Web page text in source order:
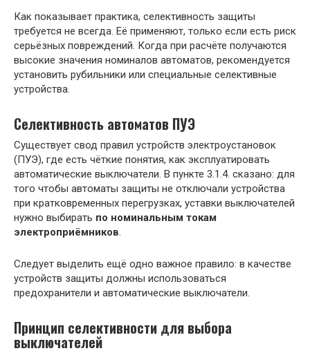
Как показывает практика, селективность защиты
требуется не всегда. Её применяют, только если есть риск
серьёзных повреждений. Когда при расчёте получаются
высокие значения номиналов автоматов, рекомендуется
установить рубильники или специальные селективные
устройства.
Селективность автоматов ПУЭ
Существует свод правил устройств электроустановок
(ПУЭ), где есть чёткие понятия, как эксплуатировать
автоматические выключатели. В пункте 3.1.4. сказано: для
того чтобы автоматы защиты не отключали устройства
при кратковременных перегрузках, уставки выключателей
нужно выбирать по номинальным токам
электроприёмников.
Следует выделить ещё одно важное правило: в качестве
устройств защиты должны использоваться
предохранители и автоматические выключатели.
Принцип селективности для выбора
выключателей